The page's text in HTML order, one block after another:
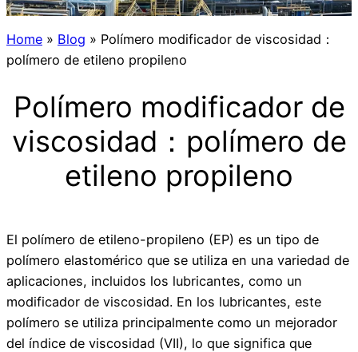
Home » Blog » Polímero modificador de viscosidad：
polímero de etileno propileno
Polímero modificador de
viscosidad：polímero de
etileno propileno
El polímero de etileno-propileno (EP) es un tipo de
polímero elastomérico que se utiliza en una variedad de
aplicaciones, incluidos los lubricantes, como un
modificador de viscosidad. En los lubricantes, este
polímero se utiliza principalmente como un mejorador
del índice de viscosidad (VII), lo que significa que